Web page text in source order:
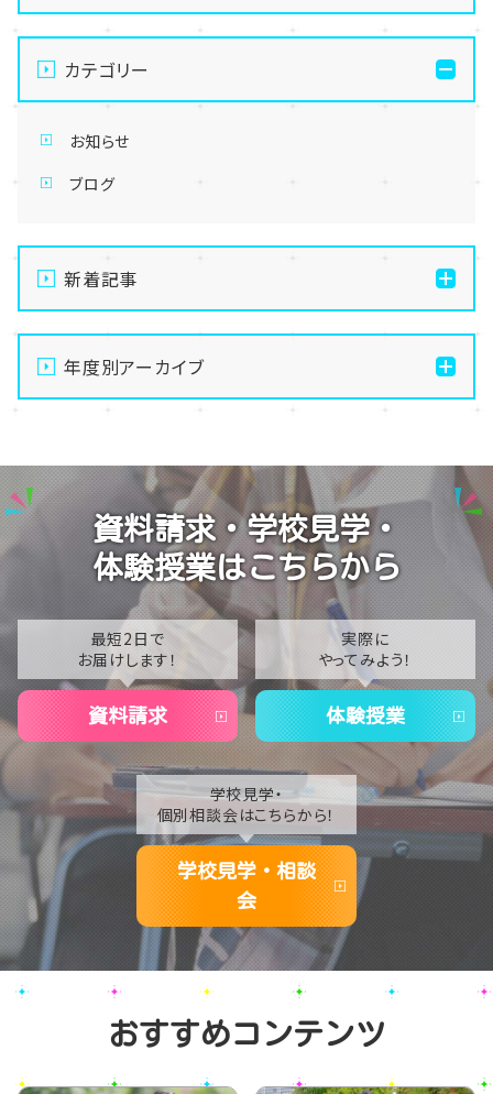
カテゴリー
お知らせ
ブログ
新着記事
通信制高校の学習風景
メイク美容専攻の授業風景
演技の授業風景
Vtuberという表現を学ぶ
年度別アーカイブ
2025
2024
2023
2021
2020
資料請求・学校見学・
体験授業はこちらから
最短2日で
お届けします！
資料請求
実際に
やってみよう！
体験授業
学校見学・
個別相談会はこちらから！
学校見学・相談
会
おすすめコンテンツ